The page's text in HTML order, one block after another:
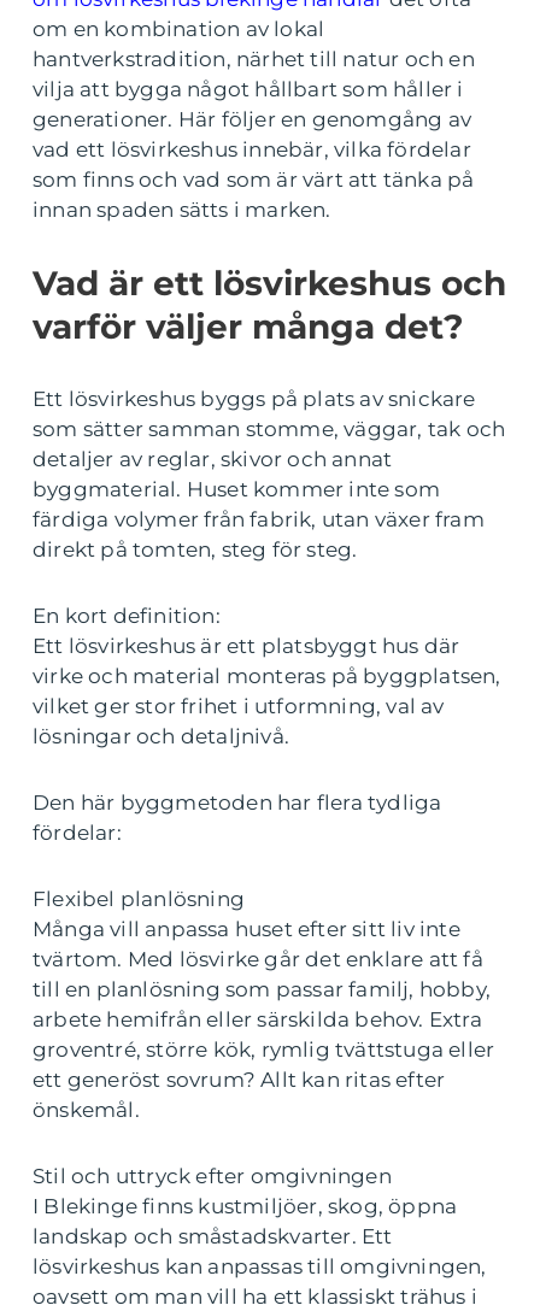
om en kombination av lokal
hantverkstradition, närhet till natur och en
vilja att bygga något hållbart som håller i
generationer. Här följer en genomgång av
vad ett lösvirkeshus innebär, vilka fördelar
som finns och vad som är värt att tänka på
innan spaden sätts i marken.
Vad är ett lösvirkeshus och
varför väljer många det?
Ett lösvirkeshus byggs på plats av snickare
som sätter samman stomme, väggar, tak och
detaljer av reglar, skivor och annat
byggmaterial. Huset kommer inte som
färdiga volymer från fabrik, utan växer fram
direkt på tomten, steg för steg.
En kort definition:
Ett lösvirkeshus är ett platsbyggt hus där
virke och material monteras på byggplatsen,
vilket ger stor frihet i utformning, val av
lösningar och detaljnivå.
Den här byggmetoden har flera tydliga
fördelar:
Flexibel planlösning
Många vill anpassa huset efter sitt liv inte
tvärtom. Med lösvirke går det enklare att få
till en planlösning som passar familj, hobby,
arbete hemifrån eller särskilda behov. Extra
groventré, större kök, rymlig tvättstuga eller
ett generöst sovrum? Allt kan ritas efter
önskemål.
Stil och uttryck efter omgivningen
I Blekinge finns kustmiljöer, skog, öppna
landskap och småstadskvarter. Ett
lösvirkeshus kan anpassas till omgivningen,
oavsett om man vill ha ett klassiskt trähus i